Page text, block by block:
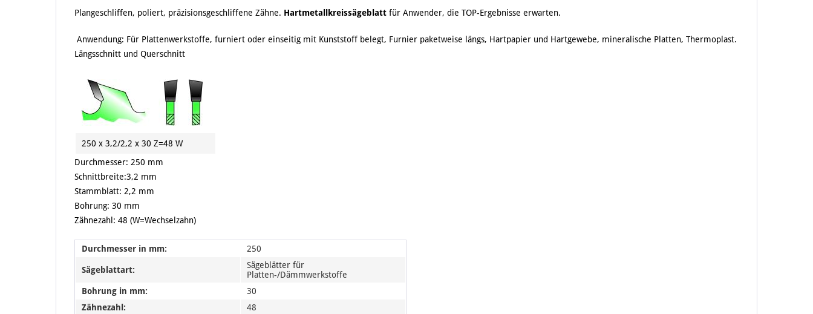
Plangeschliffen, poliert, präzisionsgeschliffene Zähne. Hartmetallkreissägeblatt für Anwender, die TOP-Ergebnisse erwarten.
Anwendung: Für Plattenwerkstoffe, furniert oder einseitig mit Kunststoff belegt, Furnier paketweise längs, Hartpapier und Hartgewebe, mineralische Platten, Thermoplast.
Längsschnitt und Querschnitt
250 x 3,2/2,2 x 30 Z=48 W
Durchmesser: 250 mm
Schnittbreite:3,2 mm
Stammblatt: 2,2 mm
Bohrung: 30 mm
Zähnezahl: 48 (W=Wechselzahn)
Durchmesser in mm: 250
Sägeblattart:
Sägeblätter für
Platten-/Dämmwerkstoffe
Bohrung in mm:
30
Zähnezahl:
48